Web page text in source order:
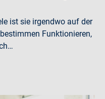
ist sie irgendwo auf der
Funktionieren,